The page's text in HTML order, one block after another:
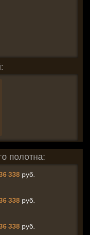
полотна:
338 руб.
338 руб.
338 руб.